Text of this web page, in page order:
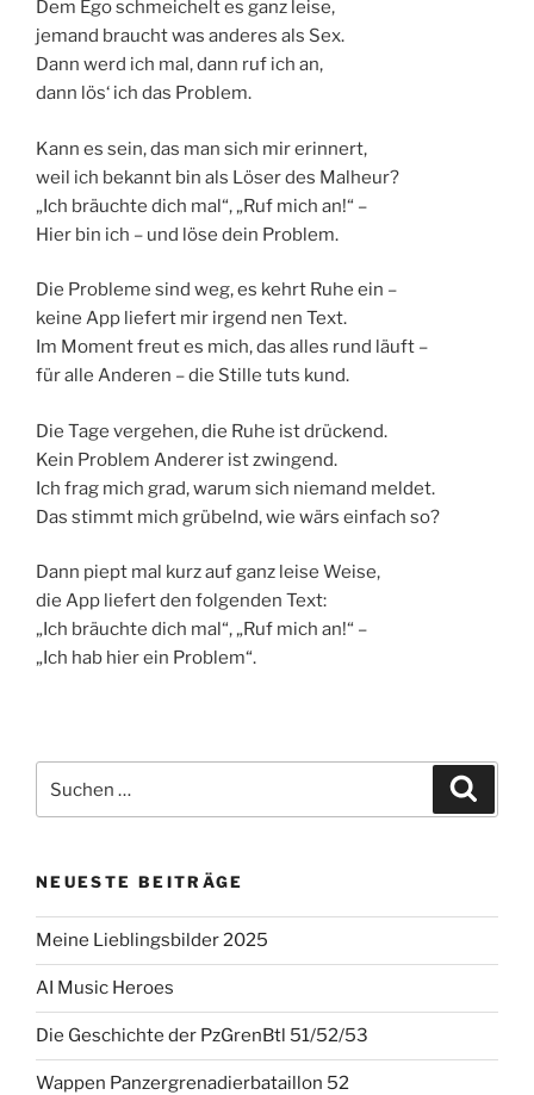
Dem Ego schmeichelt es ganz leise,
jemand braucht was anderes als Sex.
Dann werd ich mal, dann ruf ich an,
dann lös‘ ich das Problem.
Kann es sein, das man sich mir erinnert,
weil ich bekannt bin als Löser des Malheur?
„Ich bräuchte dich mal“, „Ruf mich an!“ –
Hier bin ich – und löse dein Problem.
Die Probleme sind weg, es kehrt Ruhe ein –
keine App liefert mir irgend nen Text.
Im Moment freut es mich, das alles rund läuft –
für alle Anderen – die Stille tuts kund.
Die Tage vergehen, die Ruhe ist drückend.
Kein Problem Anderer ist zwingend.
Ich frag mich grad, warum sich niemand meldet.
Das stimmt mich grübelnd, wie wärs einfach so?
Dann piept mal kurz auf ganz leise Weise,
die App liefert den folgenden Text:
„Ich bräuchte dich mal“, „Ruf mich an!“ –
„Ich hab hier ein Problem“.
nach:
NEUESTE BEITRÄGE
Meine Lieblingsbilder 2025
AI Music Heroes
Die Geschichte der PzGrenBtl 51/52/53
Wappen Panzergrenadierbataillon 52